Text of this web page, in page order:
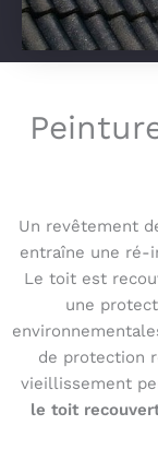
Un revêtement
entraîne une ré-
Le toit est
une
de protection
vieillissement
le toit